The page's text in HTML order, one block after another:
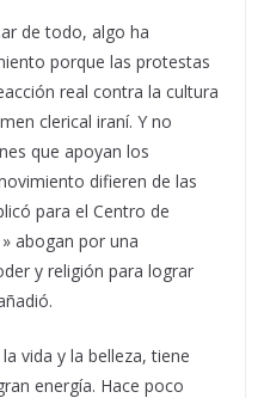
de todo, algo ha
porque las protestas
real contra la cultura
clerical iraní. Y no
que apoyan los
difieren de las
para el Centro de
abogan por una
y religión para lograr
vida y la belleza, tiene
energía. Hace poco